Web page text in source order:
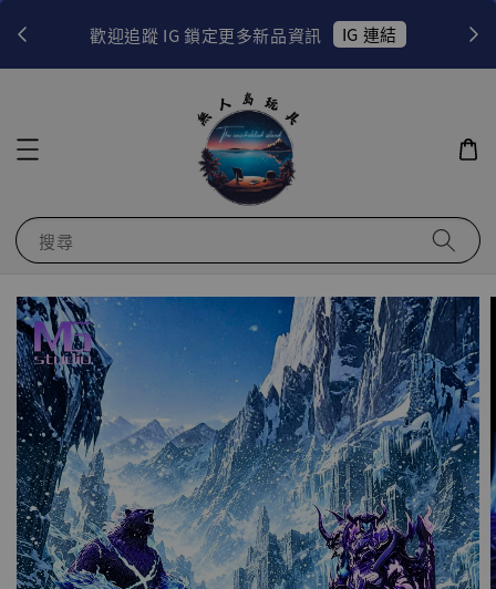
歡迎追蹤 IG 鎖定更多新品資訊 IG 連結
搜尋